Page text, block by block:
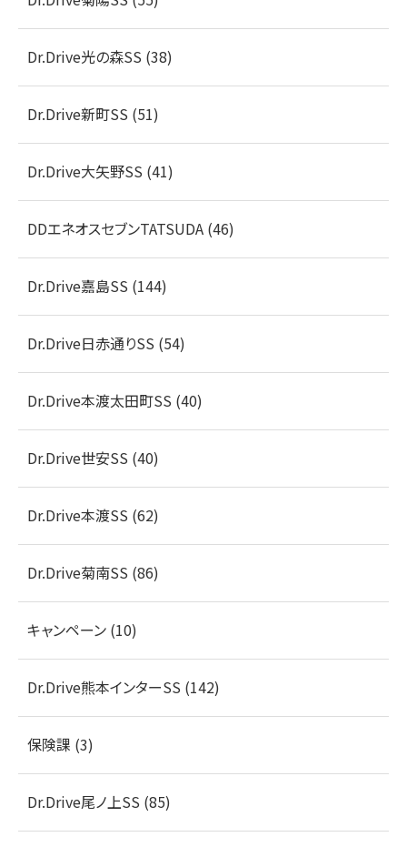
Dr.Drive光の森SS (38)
Dr.Drive新町SS (51)
Dr.Drive大矢野SS (41)
DDエネオスセブンTATSUDA (46)
Dr.Drive嘉島SS (144)
Dr.Drive日赤通りSS (54)
Dr.Drive本渡太田町SS (40)
Dr.Drive世安SS (40)
Dr.Drive本渡SS (62)
Dr.Drive菊南SS (86)
キャンペーン (10)
Dr.Drive熊本インターSS (142)
保険課 (3)
Dr.Drive尾ノ上SS (85)